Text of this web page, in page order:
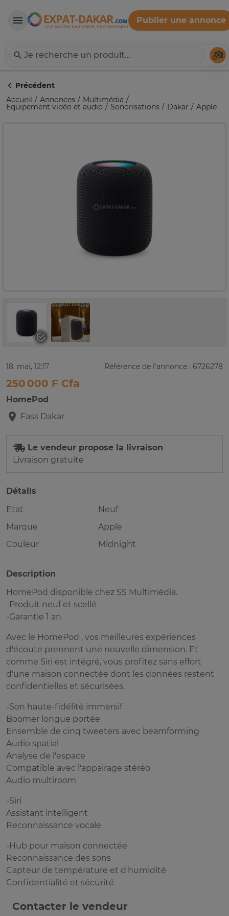
Expat-Dakar
Publier une annonce
Précédent
Accueil
Annonces Multimédia
Equipement vidéo et audio Sonorisations Dakar Apple
18. mai, 12:17 Référence de l'annonce : 6726278
250 000 F Cfa
HomePod
Fass Dakar
Le vendeur propose la livraison
Livraison gratuite
Détails
Etat
Neuf
Marque
Apple
Couleur
Midnight
Description
HomePod disponible chez SS Multimédia.
-Produit neuf et scellé
-Garantie 1 an
Avec le HomePod , vos meilleures expériences
d'écoute prennent une nouvelle dimension. Et
comme Siri est intégré, vous profitez sans effort
d'une maison connectée dont les données restent
confidentielles et sécurisées.
-Son haute-fidélité immersif
Boomer longue portée
Ensemble de cinq tweeters avec beamforming
Audio spatial
Analyse de l'espace
Compatible avec l'appairage stéréo
Audio multiroom
-Siri
Assistant intelligent
Reconnaissance vocale
-Hub pour maison connectée
Reconnaissance des sons
Capteur de température et d'humidité
Confidentialité et sécurité
Contacter le vendeur